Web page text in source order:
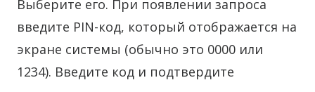
Выберите его. При появлении запроса
введите PIN-код, который отображается на
экране системы (обычно это 0000 или
1234). Введите код и подтвердите